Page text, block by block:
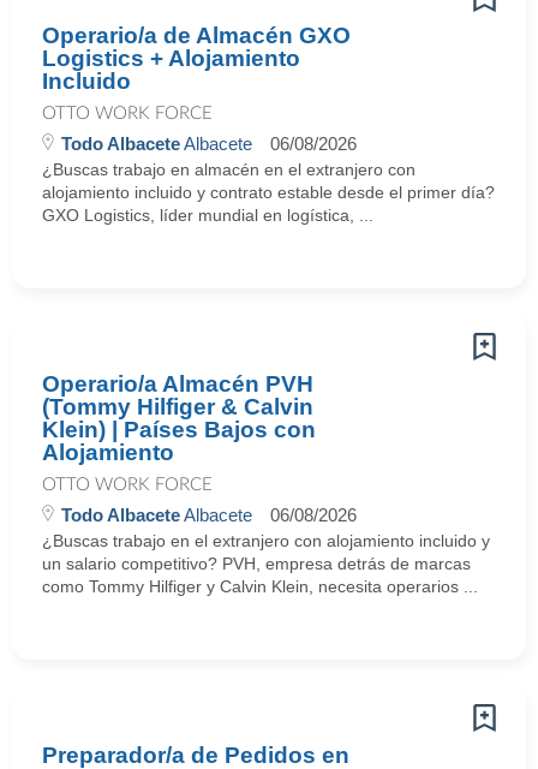
Operario/a de Almacén GXO
Logistics + Alojamiento
Incluido
OTTO WORK FORCE
Todo AlbaceteAlbacete 06/08/2026
¿Buscas trabajo en almacén en el extranjero con
alojamiento incluido y contrato estable desde el primer día?
GXO Logistics, líder mundial en logística, ...
Operario/a Almacén PVH
(Tommy Hilfiger & Calvin
Klein) | Países Bajos con
Alojamiento
OTTO WORK FORCE
Todo AlbaceteAlbacete 06/08/2026
¿Buscas trabajo en el extranjero con alojamiento incluido y
un salario competitivo? PVH, empresa detrás de marcas
como Tommy Hilfiger y Calvin Klein, necesita operarios ...
Preparador/a de Pedidos en